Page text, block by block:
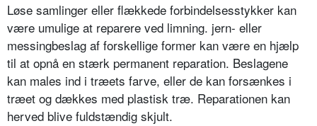
Løse samlinger eller flækkede forbindelsesstykker kan
være umulige at reparere ved limning. jern- eller
messingbeslag af forskellige former kan være en hjælp
til at opnå en stærk permanent reparation. Beslagene
kan males ind i træets farve, eller de kan forsænkes i
træet og dækkes med plastisk træ. Reparationen kan
herved blive fuldstændig skjult.